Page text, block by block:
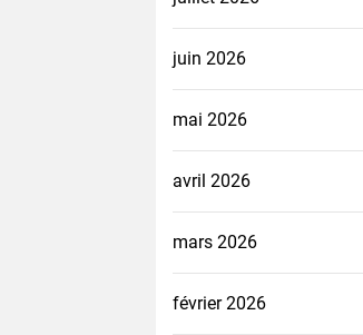
juin 2026
mai 2026
avril 2026
mars 2026
février 2026